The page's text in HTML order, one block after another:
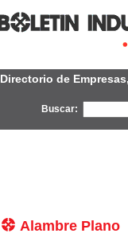
Directorio de
Buscar:
Alambre Plano